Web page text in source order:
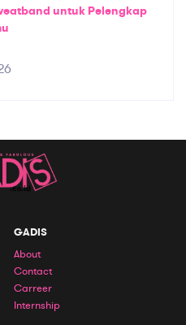
untuk Pelengkap
GADIS
About
Contact
Carreer
Internship